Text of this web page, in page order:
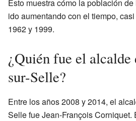
Esto muestra cómo la población
ido aumentando con el tiempo,
1962 y 1999.
¿Quién fue el alcalde
sur-Selle?
Entre los años 2008 y 2014, el
Selle fue Jean-François Corniquet.